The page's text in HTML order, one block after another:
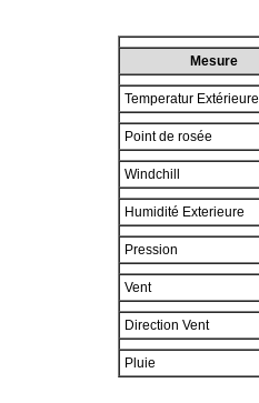
Mesure
Temperatur Extérieure
Point de rosée
Windchill
Humidité Exterieure
Pression
Vent
Direction Vent
Pluie